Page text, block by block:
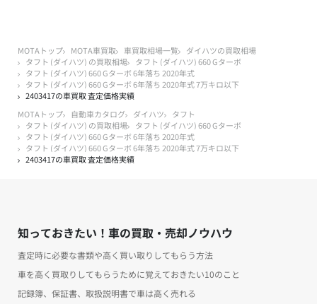
MOTAトップ MOTA車買取 車買取相場一覧
ダイハツの買取相場
タフト (ダイハツ) の買取相場
タフト (ダイハツ) 660 Gターボ
タフト (ダイハツ) 660 Gターボ 6年落ち 2020年式
タフト (ダイハツ) 660 Gターボ 6年落ち 2020年式 7万キロ以下
2403417の車買取 査定価格実績
MOTAトップ
自動車カタログ ダイハツ
タフト
タフト (ダイハツ) の買取相場
タフト (ダイハツ) 660 Gターボ
タフト (ダイハツ) 660 Gターボ 6年落ち 2020年式
タフト (ダイハツ) 660 Gターボ 6年落ち 2020年式 7万キロ以下
2403417の車買取 査定価格実績
知っておきたい！車の買取・売却ノウハウ
査定時に必要な書類や高く買い取りしてもらう方法
車を高く買取りしてもらうために覚えておきたい10のこと
記録簿、保証書、取扱説明書で車は高く売れる